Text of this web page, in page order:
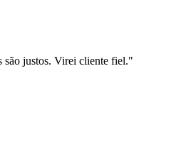
são justos. Virei cliente fiel."